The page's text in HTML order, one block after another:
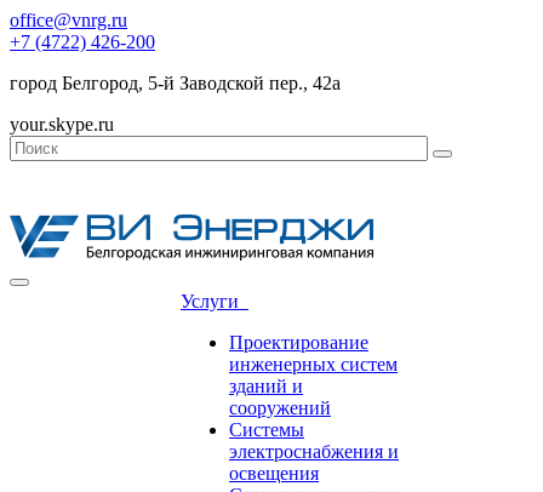
office@vnrg.ru
+7 (4722) 426-200
город Белгород, 5-й Заводской пер., 42а
your.skype.ru
Услуги
Проектирование
инженерных систем
зданий и
сооружений
Системы
электроснабжения и
освещения